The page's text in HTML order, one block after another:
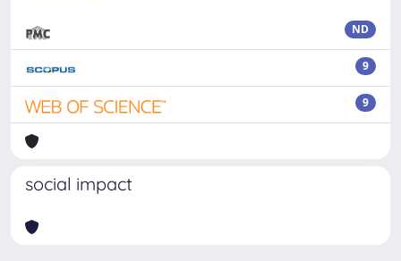
ND
9
9
social impact